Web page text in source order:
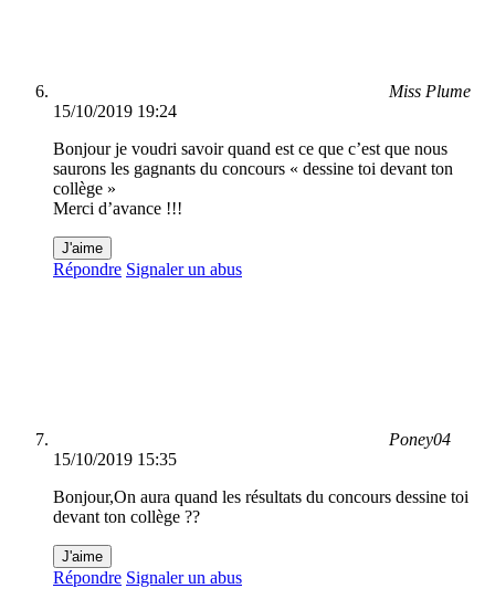
Miss Plume
15/10/2019 19:24
Bonjour je voudri savoir quand est ce que c’est que nous
saurons les gagnants du concours « dessine toi devant ton
collège »
Merci d’avance !!!
J'aime
Répondre Signaler un abus
Poney04
15/10/2019 15:35
Bonjour,On aura quand les résultats du concours dessine toi
devant ton collège ??
J'aime
Répondre Signaler un abus